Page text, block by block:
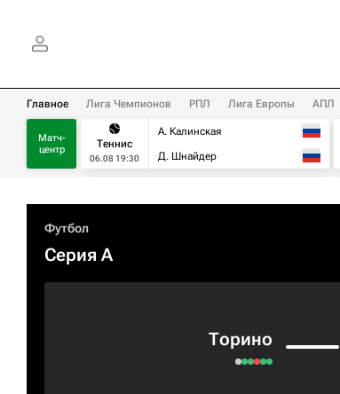
Главное Лига Чемпионов РПЛ Лига Европы АПЛ
Матч-
центр
Теннис
06.08 19:30
А. Калинская
Д. Шнайдер
Футбол
Серия А
Торино